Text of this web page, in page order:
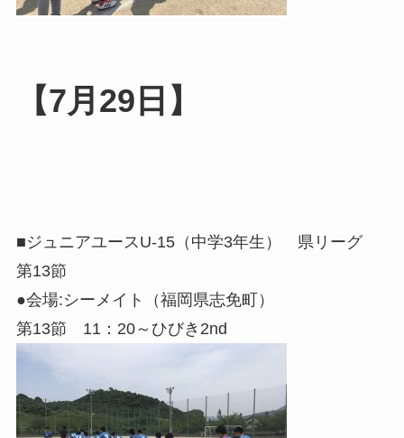
【7月29日】
■ジュニアユースU-15（中学3年生） 県リーグ
第13節
●会場:シーメイト（福岡県志免町）
第13節 11：20～ひびき2nd